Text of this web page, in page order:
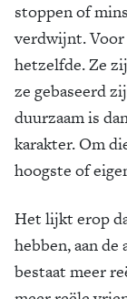
stoppen of
verdwijnt. Voor
hetzelfde. Ze
ze gebaseerd
duurzaam is
karakter. Om
hoogste of
Het lijkt erop
hebben, aan
bestaat meer